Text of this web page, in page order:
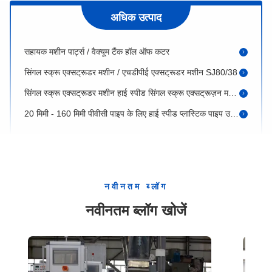
अधिक उत्पाद
सिंगल स्क्रू एक्सट्रूडर मशीन / एचडीपीई एक्सट्रूडर मशीन SJ80/38
नवीनतम ब्लॉग
नवीनतम ब्लॉग खोजें